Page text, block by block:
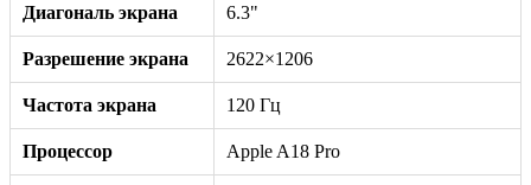
Диагональ экрана 6.3"
Разрешение экрана 2622×1206
Частота экрана 120 Гц
Процессор Apple A18 Pro